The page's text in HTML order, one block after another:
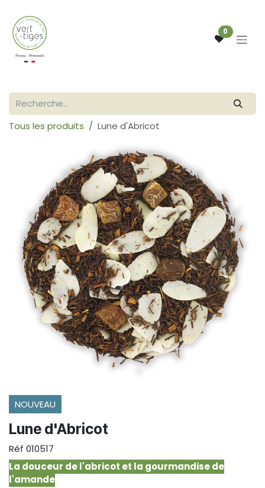
0
Tous les produits Lune d'Abricot
NOUVEAU
Lune d'Abricot
Réf 010517
La douceur de l'abricot et la gourmandise de
l'amande